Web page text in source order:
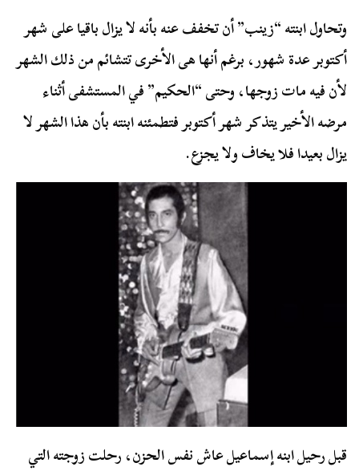
وتحاول ابنته “زينب” أن تخفف عنه بأنه لا يزال باقيا على شهر
أكتوبر عدة شهور، برغم أنها هى الأخرى تتشائم من ذلك الشهر
لأن فيه مات زوجها، وحتى “الحكيم” في المستشفى أثناء
مرضه الأخير يتذكر شهر أكتوبر فتطمئنه ابنته بأن هذا الشهر لا
يزال بعيدا فلا يخاف ولا يجزع.
قبل رحيل ابنه إسماعيل عاش نفس الحزن، رحلت زوجته التي